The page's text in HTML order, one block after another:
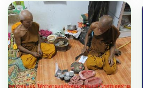
กุมารทองกึ่งเทพกึ่งพรายที่มีฤทธิ์
สูงทางด้านเมตตามหานิยม และ
เมตตาค้าขาย เหมาะสำหรับเลี้ยง
ไว้เรียกโชคลาภ ...